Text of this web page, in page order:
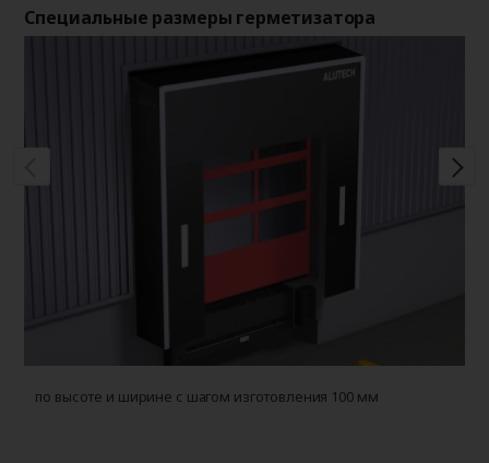
Специальные размеры герметизатора
по высоте и ширине с шагом изготовления 100 мм